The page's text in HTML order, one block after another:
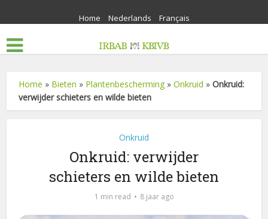
Home Nederlands Français
Home » Bieten » Plantenbescherming »Onkruid »Onkruid:
verwijder schieters en wilde bieten
Onkruid
Onkruid: verwijder
schieters en wilde bieten
1 min read 8 jaar ago